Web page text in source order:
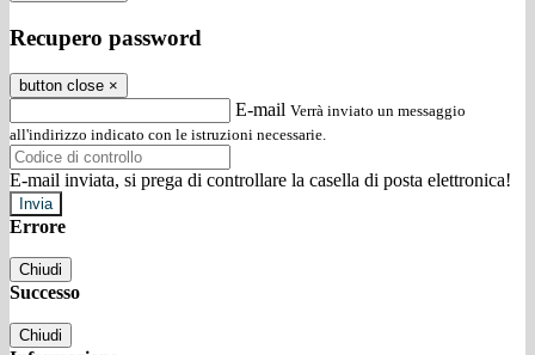
Recupero password
button close ×
E-mail Verrà inviato un messaggio
all'indirizzo indicato con le istruzioni necessarie.
E-mail inviata, si prega di controllare la casella di posta elettronica!
Errore
Chiudi
Successo
Chiudi